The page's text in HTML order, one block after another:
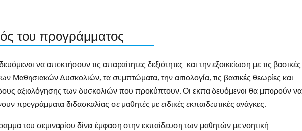
του προγράμματος
να αποκτήσουν τις απαραίτητες δεξιότητες και την εξοικείωση με τις βασικές
Μαθησιακών Δυσκολιών, τα συμπτώματα, την αιτιολογία, τις βασικές θεωρίες και
αξιολόγησης των δυσκολιών που προκύπτουν. Οι εκπαιδευόμενοι θα μπορούν να
προγράμματα διδασκαλίας σε μαθητές με ειδικές εκπαιδευτικές ανάγκες.
του σεμιναρίου δίνει έμφαση στην εκπαίδευση των μαθητών με νοητική